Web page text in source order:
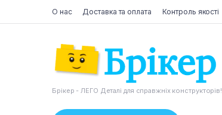
О нас Доставка та оплата Контроль якості
Брікер - ЛЕГО Деталі для справжніх конструкторів!